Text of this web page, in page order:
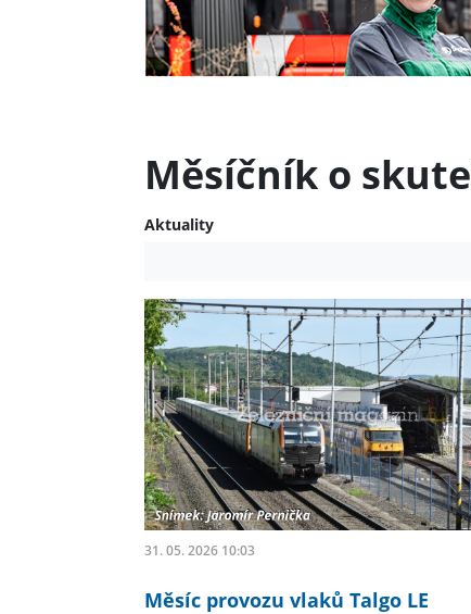
Měsíčník o
Aktuality
31. 05. 2026 10:03
Měsíc provozu vlaků Talgo LE